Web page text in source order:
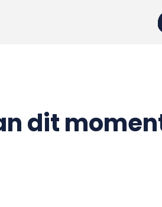
dit